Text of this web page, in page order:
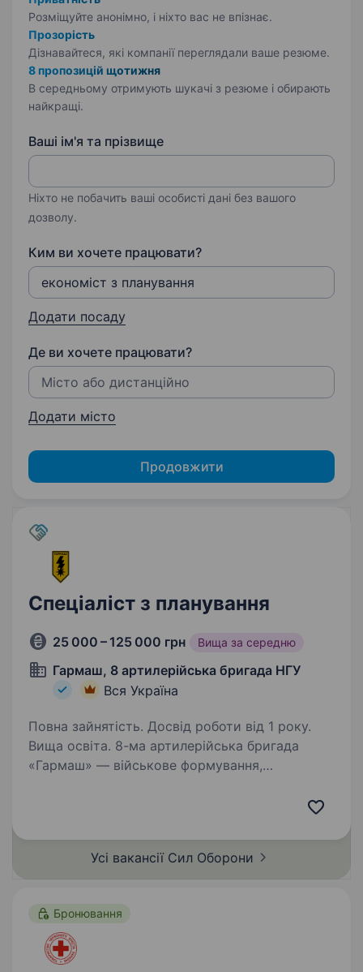
Розміщуйте анонімно, і ніхто вас не впізнає.
Прозорість
Дізнавайтеся, які компанії переглядали ваше резюме.
8 пропозицій щотижня
В середньому отримують шукачі з резюме і обирають
найкращі.
Ваші ім'я та прізвище
Ніхто не побачить ваші особисті дані без вашого
дозволу.
Ким ви хочете працювати?
Додати посаду
Де ви хочете працювати?
Додати місто
Продовжити
Спеціаліст з планування
25 000 – 125 000 грн Вища за середню
Гармаш, 8 артилерійська бригада НГУ
Вся Україна
Повна зайнятість. Досвід роботи від 1 року.
Вища освіта. 8-ма артилерійська бригада
«Гармаш» — військове формування,
досвідченими азовськими артилеристами,
наразі набирає…Усі вакансії Сил Оборони
Бронювання